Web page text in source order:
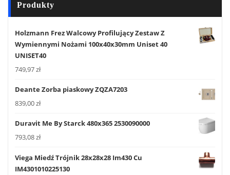
Produkty
Holzmann Frez Walcowy Profilujący Zestaw Z
Wymiennymi Nożami 100x40x30mm Uniset 40
UNISET40
749,97zł
Deante Zorba piaskowy ZQZA7203
839,00zł
Duravit Me By Starck 480x365 2530090000
793,08zł
Viega Miedź Trójnik 28x28x28 Im430 Cu
IM4301010225130